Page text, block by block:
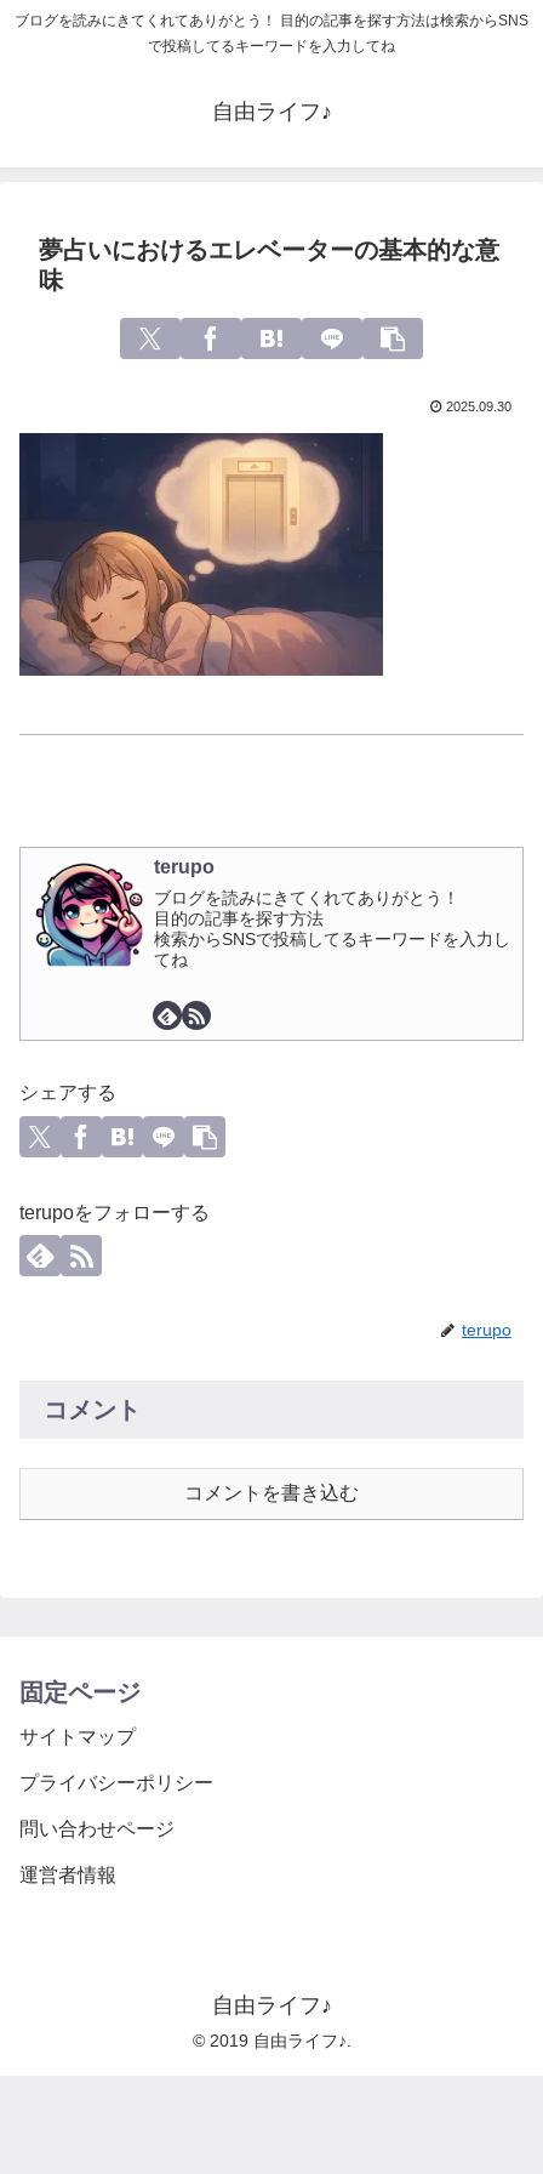
ブログを読みにきてくれてありがとう！ 目的の記事を探す方法は検索からSNS
で投稿してるキーワードを入力してね
自由ライフ♪
夢占いにおけるエレベーターの基本的な意
味
2025.09.30
terupo
ブログを読みにきてくれてありがとう！
目的の記事を探す方法
検索からSNSで投稿してるキーワードを入力し
てね
シェアする
terupoをフォローする
terupo
コメント
コメントを書き込む
固定ページ
サイトマップ
プライバシーポリシー
問い合わせページ
運営者情報
自由ライフ♪
© 2019 自由ライフ♪.